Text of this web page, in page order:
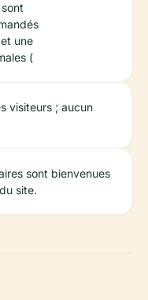
une
(
visiteurs ; aucun
sont bienvenues
site.